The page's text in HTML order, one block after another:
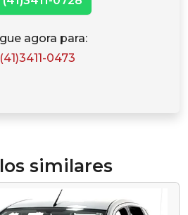
agora para:
(41)3411-0473
similares